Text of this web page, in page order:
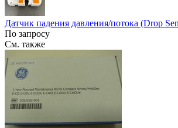
Датчик падения давления/потока (Drop
По запросу
См. также